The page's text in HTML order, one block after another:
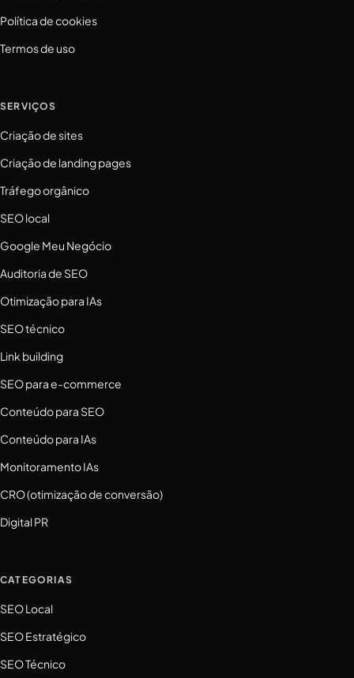
Política de cookies
Termos de uso
SERVIÇOS
Criação de sites
Criação de landing pages
Tráfego orgânico
SEO local
Google Meu Negócio
Auditoria de SEO
Otimização para IAs
SEO técnico
Link building
SEO para e-commerce
Conteúdo para SEO
Conteúdo para IAs
Monitoramento IAs
CRO (otimização de conversão)
Digital PR
CATEGORIAS
SEO Local
SEO Estratégico
SEO Técnico